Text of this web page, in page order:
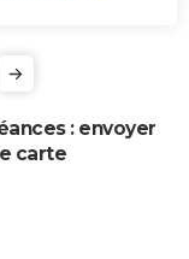
: envoyer
carte